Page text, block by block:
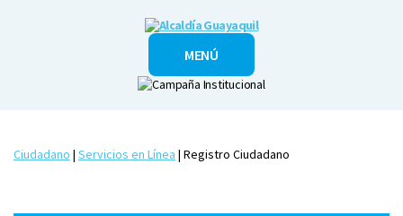
Alcaldía
GuayaquilMENÚ
Ciudadano | Servicios en Línea | Registro Ciudadano